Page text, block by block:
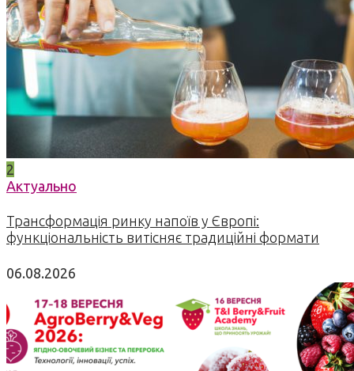
2
Актуально
Трансформація ринку напоїв у Європі:
функціональність витісняє традиційні формати
06.08.2026